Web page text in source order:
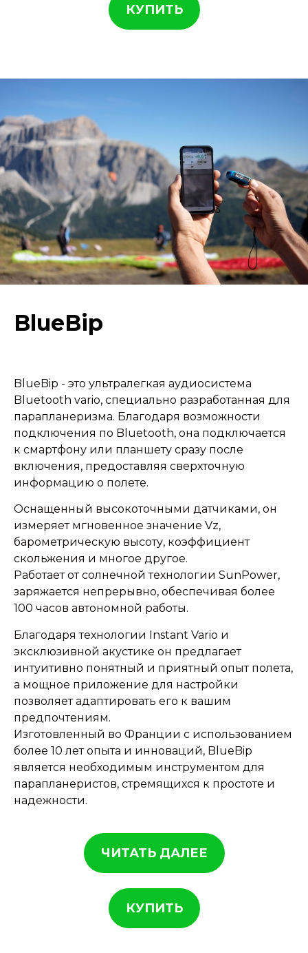
КУПИТЬ
BlueBip
BlueBip - это ультралегкая аудиосистема
Bluetooth vario, специально разработанная для
парапланеризма. Благодаря возможности
подключения по Bluetooth, она подключается
к смартфону или планшету сразу после
включения, предоставляя сверхточную
информацию о полете.
Оснащенный высокоточными датчиками, он
измеряет мгновенное значение Vz,
барометрическую высоту, коэффициент
скольжения и многое другое.
Работает от солнечной технологии SunPower,
заряжается непрерывно, обеспечивая более
100 часов автономной работы.
Благодаря технологии Instant Vario и
эксклюзивной акустике он предлагает
интуитивно понятный и приятный опыт полета,
а мощное приложение для настройки
позволяет адаптировать его к вашим
предпочтениям.
Изготовленный во Франции с использованием
более 10 лет опыта и инноваций, BlueBip
является необходимым инструментом для
парапланеристов, стремящихся к простоте и
надежности.
ЧИТАТЬ ДАЛЕЕ
КУПИТЬ